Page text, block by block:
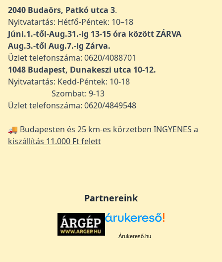
2040 Budaörs, Patkó utca 3.
Nyitvatartás: Hétfő-Péntek: 10–18
Júni.1.-től-Aug.31.-ig 13-15 óra között ZÁRVA
Aug.3.-től Aug.7.-ig Zárva.
Üzlet telefonszáma: 0620/4088701
1048 Budapest, Dunakeszi utca 10-12.
Nyitvatartás: Kedd-Péntek: 10-18
Szombat: 9-13
Üzlet telefonszáma: 0620/4849548
🚚 Budapesten és 25 km-es körzetben INGYENES a
kiszállítás 11.000 Ft felett
Partnereink
Árukereső.hu